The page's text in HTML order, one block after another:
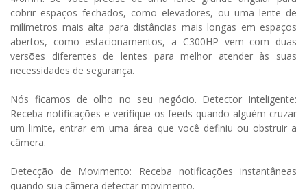
cobrir espaços fechados, como elevadores, ou uma lente de
milímetros mais alta para distâncias mais longas em espaços
abertos, como estacionamentos, a C300HP vem com duas
versões diferentes de lentes para melhor atender às suas
necessidades de segurança.
Nós ficamos de olho no seu negócio. Detector Inteligente:
Receba notificações e verifique os feeds quando alguém cruzar
um limite, entrar em uma área que você definiu ou obstruir a
câmera.
Detecção de Movimento: Receba notificações instantâneas
quando sua câmera detectar movimento.